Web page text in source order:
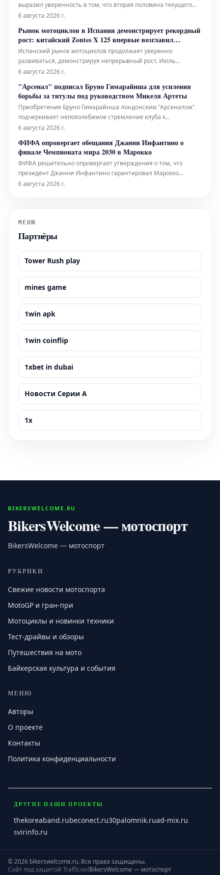
выразил уверенность в том, что вторая половина текущего
гоночного сезона будет более сбалансированной.
что конкуренция станет еще острее, и борьба за победы
распределится между
6 августа 2026 г.
Рынок мотоциклов в Испании демонстрирует рекордный
рост: китайский Zontes X 125 впервые возглавил
продажи
Испанский рынок мотоциклов продолжает уверенно
развиваться, демонстрируя непрерывный рост. Июль
завершился значительным увеличением регистраций на
первые семь месяцев года было зарегистрировано уже 188
225 единиц, что на 21,2% больше
6 августа 2026 г.
"Арсенал" подписал Бруно Гимарайнша для усиления
борьбы за титулы под руководством Микеля Артеты
Приобретение Бруно Гимарайнша лондонским "Арсеналом"
подчеркивает непоколебимое стремление клуба к
завоеванию всех возможных трофеев, предоставляя Микелю
бразильский полузащитник, недавно перешедший из
"Ньюкасл Юнайтед" за внушительные 100
6 августа 2026 г.
ФИФА опровергает обещания Джанни Инфантино о
финале Чемпионата мира 2030 в Марокко
ФИФА решительно опровергает утверждения о том, что
президент Джанни Инфантино гарантировал Марокко
проведение финального матча Чемпионата мира 2030 года,
6 августа 2026 г.
МЕНЮ
Партнёры
Tower Rush play
mines game
1win apk
1win coinflip
1xbet in dubai
Новости Серии А
1x
BIKERSWELCOME.RU
BikersWelcome — мотоспорт
BikersWelcome — мотоспорт
РУБРИКИ
Свежие новости мотоспорта
MotoGP и гран-при
Мотоциклы и новинки техники
Тест-драйвы и обзоры
Путешествия на мото
Байкерская культура и события
МЕНЮ
Авторы
О проекте
Контакты
Политика конфиденциальности
ДРУГИЕ НАШИ ПРОЕКТЫ
thekoreaband.rubeconect.ru30palomnik.ruad-mix.ru
svirinfo.ru
©2026 bikerswelcome.ru. Все права защищены.
Сайт под защитой TrafficveilBikersWelcome — мотоспорт